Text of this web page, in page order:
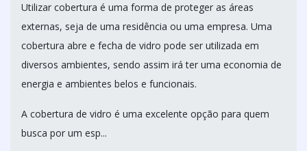
Utilizar cobertura é uma forma de proteger as áreas
externas, seja de uma residência ou uma empresa. Uma
cobertura abre e fecha de vidro pode ser utilizada em
diversos ambientes, sendo assim irá ter uma economia de
energia e ambientes belos e funcionais.
A cobertura de vidro é uma excelente opção para quem
busca por um esp...